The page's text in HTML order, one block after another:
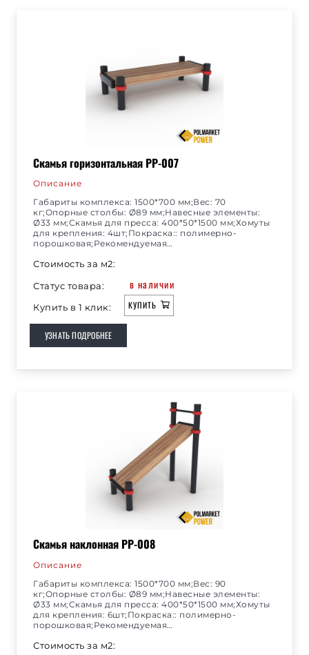
Скамья горизонтальная РР-007
Описание
Габариты комплекса: 1500*700 мм;Вес: 70
кг;Опорные столбы: Ø89 мм;Навесные элементы:
Ø33 мм;Скамья для пресса: 400*50*1500 мм;Хомуты
для крепления: 4шт;Покраска:: полимерно-
порошковая;Рекомендуемая…
Стоимость за м2:
Статус товара:
в наличии
Купить в 1 клик: КУПИТЬ
УЗНАТЬ ПОДРОБНЕЕ
Скамья наклонная РР-008
Описание
Габариты комплекса: 1500*700 мм;Вес: 90
кг;Опорные столбы: Ø89 мм;Навесные элементы:
Ø33 мм;Скамья для пресса: 400*50*1500 мм;Хомуты
для крепления: 6шт;Покраска:: полимерно-
порошковая;Рекомендуемая…
Стоимость за м2: